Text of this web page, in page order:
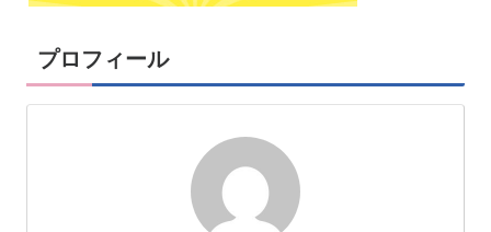
プロフィール